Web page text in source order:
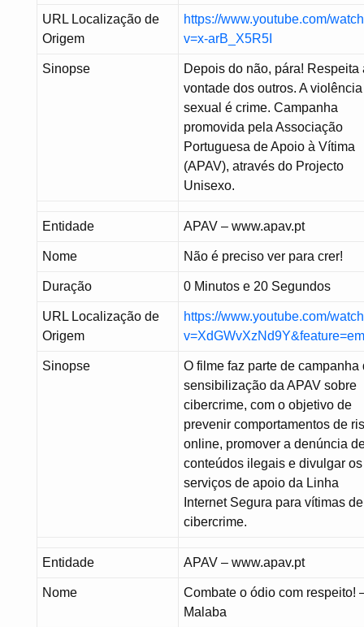
URL Localização de
Origem
https://www.youtube.com/
v=x-arB_X5R5I
Sinopse
Depois do não, pára! Respeita
vontade dos outros. A violência
sexual é crime. Campanha
promovida pela Associação
Portuguesa de Apoio à Vítima
(APAV), através do Projecto
Unisexo.
Entidade APAV – www.apav.pt
Nome Não é preciso ver para crer!
Duração 0 Minutos e 20 Segundos
URL Localização de
Origem
https://www.youtube.com/
Sinopse
O filme faz parte de campanha
sensibilização da APAV sobre
cibercrime, com o objetivo de
prevenir comportamentos de
online, promover a denúncia
conteúdos ilegais e divulgar os
serviços de apoio da Linha
Internet Segura para vítimas de
cibercrime.
Entidade APAV – www.apav.pt
Nome
Combate o ódio com respeito!
Malaba